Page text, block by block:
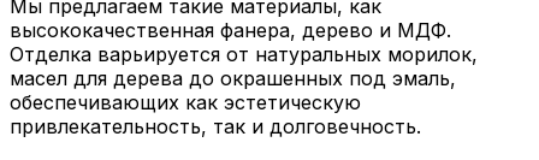
Мы предлагаем такие материалы, как
высококачественная фанера, дерево и МДФ.
Отделка варьируется от натуральных морилок,
масел для дерева до окрашенных под эмаль,
обеспечивающих как эстетическую
привлекательность, так и долговечность.